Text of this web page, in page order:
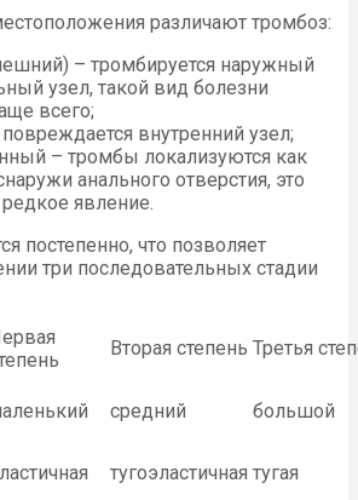
различают тромбоз:
– тромбируется наружный
узел, такой вид болезни
всего;
внутренний узел;
– тромбы локализуются как
анального отверстия, это
явление.
постепенно, что позволяет
три последовательных стадии
Вторая степень Третья
средний большой
тугоэластичная тугая